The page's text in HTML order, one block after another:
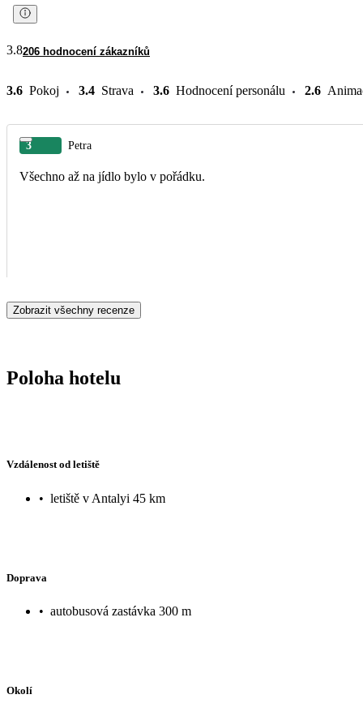
3.8206 hodnocení zákazníků
3.6 Pokoj 3.4 Strava 3.6 Hodnocení personálu 2.6
3 Petra
Všechno až na jídlo bylo v pořádku.
Zobrazit všechny recenze
Poloha hotelu
Vzdálenost od letiště
• letiště v Antalyi 45 km
Doprava
• autobusová zastávka 300 m
Okolí